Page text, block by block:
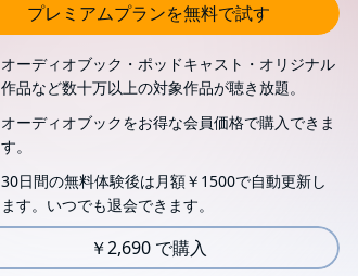
プレミアムプランを無料で試す
オーディオブック・ポッドキャスト・オリジナル
作品など数十万以上の対象作品が聴き放題。
オーディオブックをお得な会員価格で購入できま
す。
30日間の無料体験後は月額￥1500で自動更新し
ます。いつでも退会できます。
￥2,690 で購入